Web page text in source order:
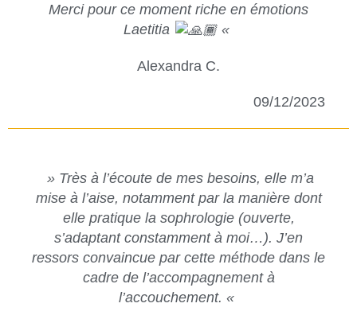
Merci pour ce moment riche en émotions
Laetitia
«
Alexandra C.
09/12/2023
» Très à l’écoute de mes besoins, elle m’a
mise à l’aise, notamment par la manière dont
elle pratique la sophrologie (ouverte,
s’adaptant constamment à moi…). J’en
ressors convaincue par cette méthode dans le
cadre de l’accompagnement à
l’accouchement. «